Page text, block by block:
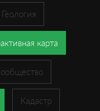
Геология
карта
Кадастр